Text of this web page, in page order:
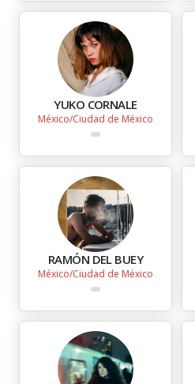
YUKO CORNALE
México Ciudad de México
RAMÓN DEL BUEY
México Ciudad de México